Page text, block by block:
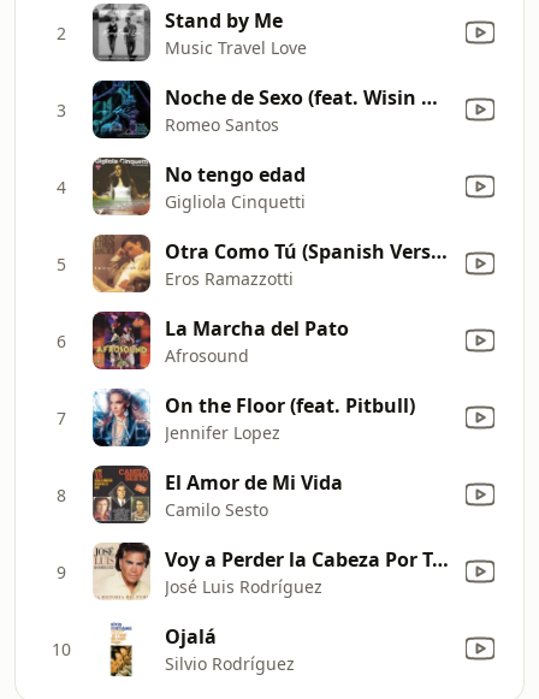
2 Stand by Me
Music Travel Love
3 Noche de Sexo (feat. Wisin & Yandel) [Live]
Romeo Santos
4 No tengo edad
Gigliola Cinquetti
5 Otra Como Tú (Spanish Version of "Un'Altra Te")
Eros Ramazzotti
6 La Marcha del Pato
Afrosound
7 On the Floor (feat. Pitbull)
Jennifer Lopez
8 El Amor de Mi Vida
Camilo Sesto
9 Voy a Perder la Cabeza Por Tu Amor - Edited Versión
José Luis Rodríguez
10 Ojalá
Silvio Rodríguez